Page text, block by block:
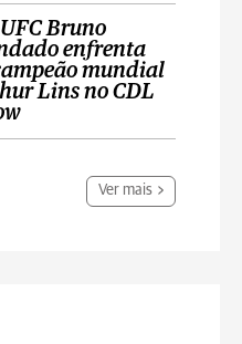
Bruno
enfrenta
mundial
Lins no CDL
Ver mais